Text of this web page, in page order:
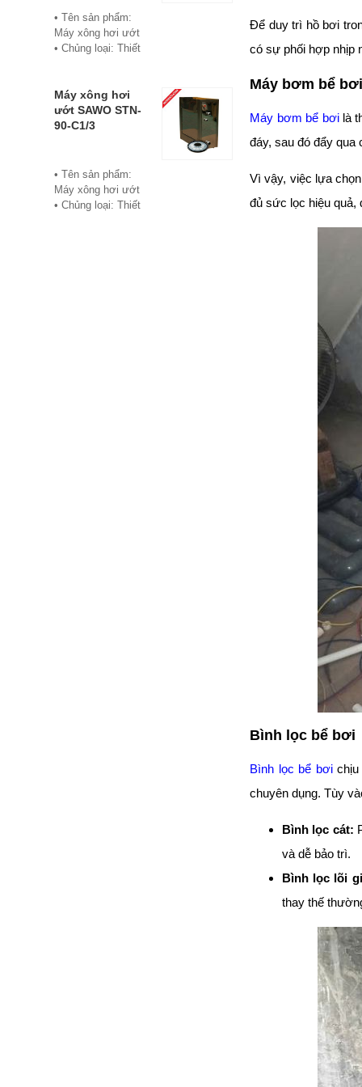
Để duy trì hồ bơi
có sự phối hợp nhịp
Máy bơm bể bơi
Máy bơm bể bơilà
đáy, sau đó đẩy qua
Vì vậy, việc lựa
đủ sức lọc hiệu quả,
Bình lọc bể bơi
Bình lọc bể bơichịu
chuyên dụng. Tùy
Bình lọc cát:
và dễ bảo trì.
Bình lọc lõi
thay thế
• Bảo hành: 12
tháng
• Đơn vị phân phối:
• Tên sản phẩm:
Máy xông hơi ướt
• Chủng loại: Thiết
Sawo
• Xuất xứ:
Philippine
• Có bảng điều
khiển điện tử hiển
thị số, cho phép cài
Máy xông hơi
ướt SAWO STN-
90-C1/3
• Tên sản phẩm:
Máy xông hơi ướt
• Chủng loại: Thiết